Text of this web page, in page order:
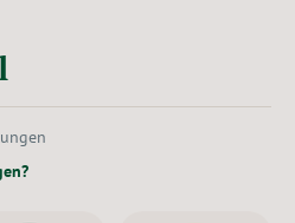
von 5 von 5 Sternen